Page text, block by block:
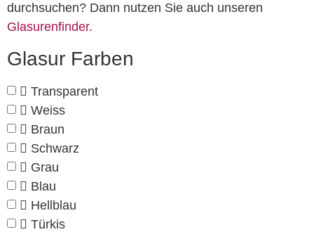
durchsuchen? Dann nutzen Sie auch unseren
Glasurenfinder.
Glasur Farben
Transparent
Weiss
Braun
Schwarz
Grau
Blau
Hellblau
Türkis